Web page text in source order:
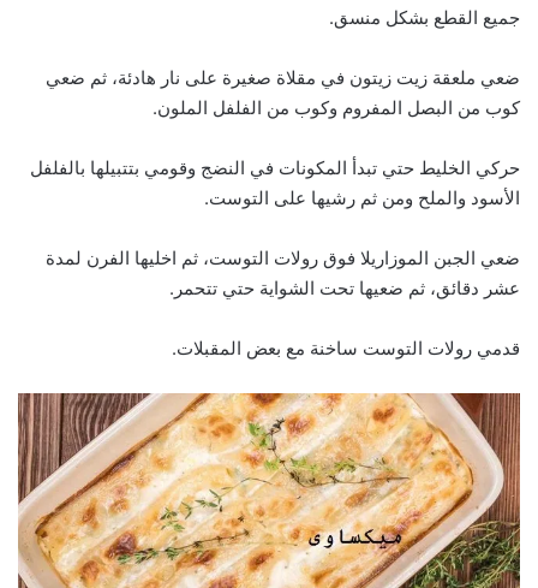
جميع القطع بشكل منسق.
ضعي ملعقة زيت زيتون في مقلاة صغيرة على نار هادئة، ثم ضعي
كوب من البصل المفروم وكوب من الفلفل الملون.
حركي الخليط حتي تبدأ المكونات في النضج وقومي بتتبيلها بالفلفل
الأسود والملح ومن ثم رشيها على التوست.
ضعي الجبن الموزاريلا فوق رولات التوست، ثم اخليها الفرن لمدة
عشر دقائق، ثم ضعيها تحت الشواية حتي تتحمر.
قدمي رولات التوست ساخنة مع بعض المقبلات.